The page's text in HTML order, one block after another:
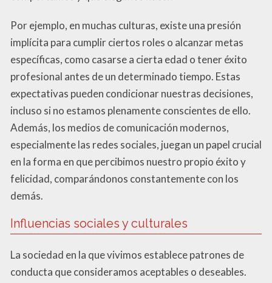
Por ejemplo, en muchas culturas, existe una presión
implícita para cumplir ciertos roles o alcanzar metas
específicas, como casarse a cierta edad o tener éxito
profesional antes de un determinado tiempo. Estas
expectativas pueden condicionar nuestras decisiones,
incluso si no estamos plenamente conscientes de ello.
Además, los medios de comunicación modernos,
especialmente las redes sociales, juegan un papel crucial
en la forma en que percibimos nuestro propio éxito y
felicidad, comparándonos constantemente con los
demás.
Influencias sociales y culturales
La sociedad en la que vivimos establece patrones de
conducta que consideramos aceptables o deseables.